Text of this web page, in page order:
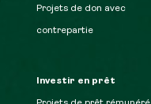
Projets de don avec
contrepartie
Investir en prêt